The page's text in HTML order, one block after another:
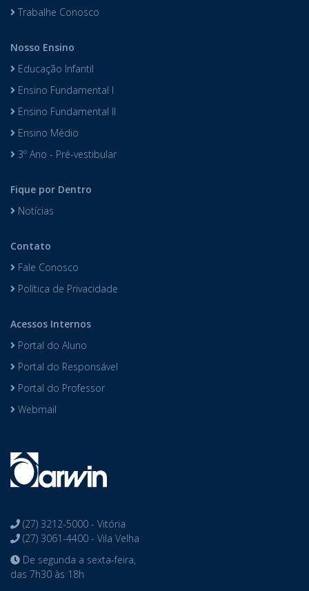
Trabalhe Conosco
Nosso Ensino
Educação Infantil
Ensino Fundamental I
Ensino Fundamental II
Ensino Médio
3º Ano - Pré-vestibular
Fique por Dentro
Notícias
Contato
Fale Conosco
Política de Privacidade
Acessos Internos
Portal do Aluno
Portal do Responsável
Portal do Professor
Webmail
(27) 3212-5000 - Vitória
(27) 3061-4400 - Vila Velha
De segunda a sexta-feira,
das 7h30 às 18h